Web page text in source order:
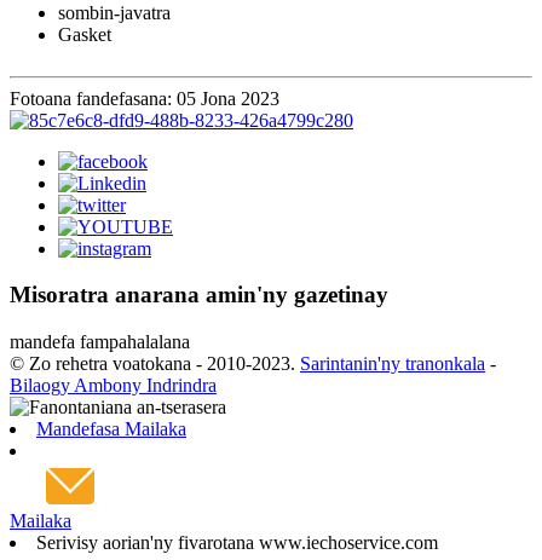
sombin-javatra
Gasket
Fotoana fandefasana: 05 Jona 2023
Misoratra anarana amin'ny gazetinay
mandefa fampahalalana
© Zo rehetra voatokana - 2010-2023. Sarintanin'ny tranonkala -
Bilaogy Ambony Indrindra
Mandefasa Mailaka
Mailaka
Serivisy aorian'ny fivarotana www.iechoservice.com